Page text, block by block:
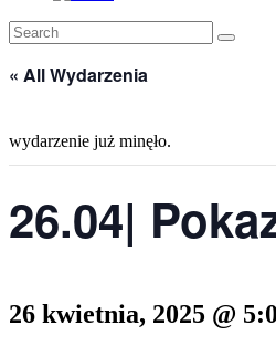
« All Wydarzenia
wydarzenie już minęło.
26.04|
26 kwietnia, 2025 @